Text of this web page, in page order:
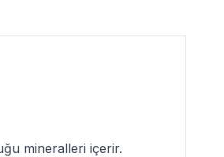
mineralleri içerir.